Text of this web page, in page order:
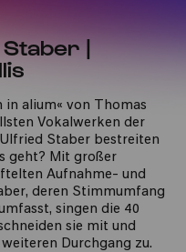
|
alium« von Thomas
Vokalwerken der
Staber bestreiten
geht? Mit großer
Aufnahme- und
deren Stimmumfang
singen die 40
sie mit und
Durchgang zu.